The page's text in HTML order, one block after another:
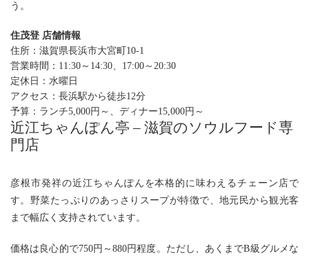
う。
住茂登 店舗情報
住所：滋賀県長浜市大宮町10-1
営業時間：11:30～14:30、17:00～20:30
定休日：水曜日
アクセス：長浜駅から徒歩12分
予算： ランチ5,000円～、ディナー15,000円～
近江ちゃんぽん亭 – 滋賀のソウルフード専
門店
彦根市発祥の近江ちゃんぽんを本格的に味わえるチェーン店で
す。野菜たっぷりのあっさりスープが特徴で、地元民から観光客
まで幅広く支持されています。
価格は良心的で750円～880円程度。ただし、あくまでB級グルメな